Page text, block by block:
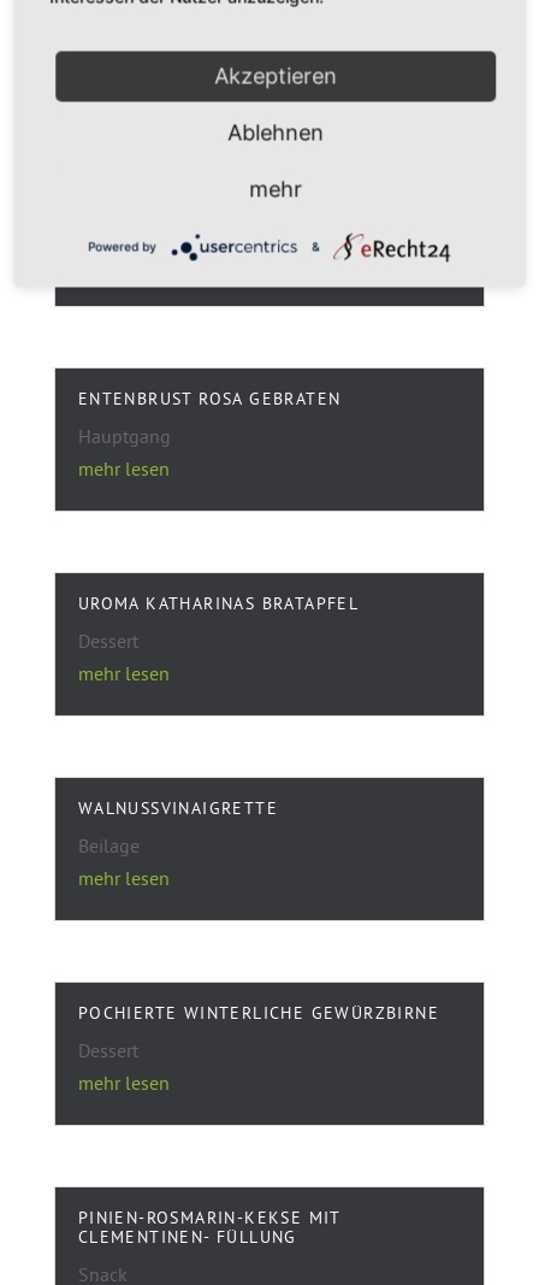
ENTENBRUST ROSA GEBRATEN
Hauptgang
mehr lesen
UROMA KATHARINAS BRATAPFEL
Dessert
mehr lesen
WALNUSSVINAIGRETTE
Beilage
mehr lesen
POCHIERTE WINTERLICHE GEWÜRZBIRNE
Dessert
mehr lesen
PINIEN-ROSMARIN-KEKSE MIT
CLEMENTINEN- FÜLLUNG
Snack
Akzeptieren
Ablehnen
mehr
Powered by &